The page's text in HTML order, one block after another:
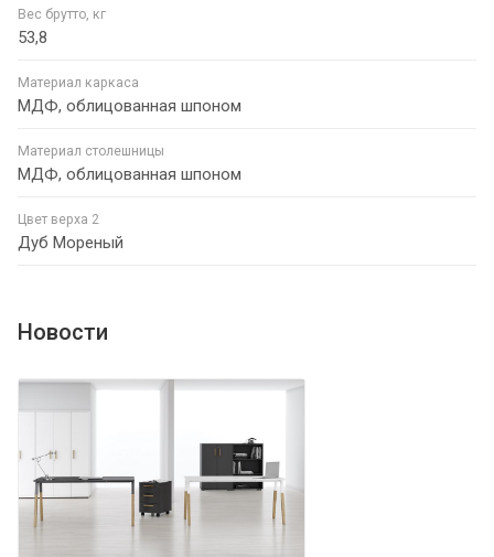
Вес брутто, кг
53,8
Материал каркаса
МДФ, облицованная шпоном
Материал столешницы
МДФ, облицованная шпоном
Цвет верха 2
Дуб Мореный
Новости